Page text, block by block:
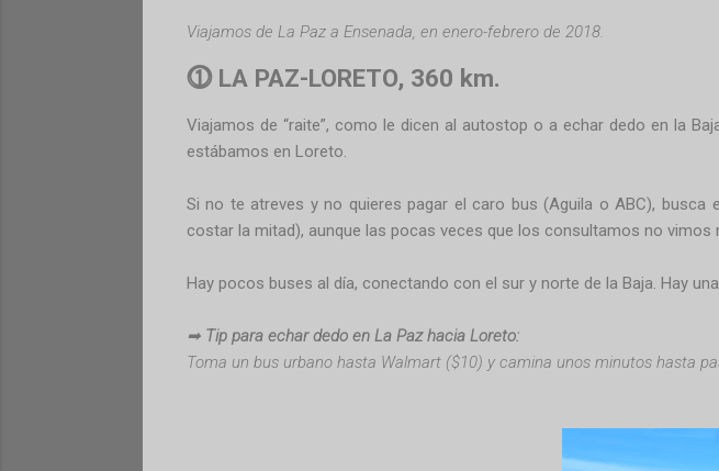
Viajamos de La Paz a Ensenada, en enero-febrero de 2018.
⓵ LA PAZ-LORETO, 360 km.
Viajamos de “raite”, como le dicen al autostop o a echar dedo en la
estábamos en Loreto.
Si no te atreves y no quieres pagar el caro bus (Aguila o ABC), busca
costar la mitad), aunque las pocas veces que los consultamos no vimos
Hay pocos buses al día, conectando con el sur y norte de la Baja. Hay
➡Tip para echar dedo en La Paz hacia Loreto:
Toma un bus urbano hasta Walmart ($10) y camina unos minutos hasta